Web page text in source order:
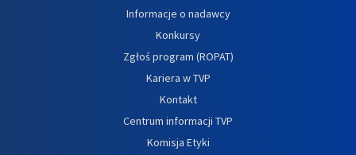
Informacje o nadawcy
Konkursy
Zgłoś program (ROPAT)
Kariera w TVP
Kontakt
Centrum informacji TVP
Komisja Etyki